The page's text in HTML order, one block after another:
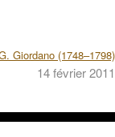
Giordano (1748–1798)
14 février 2011